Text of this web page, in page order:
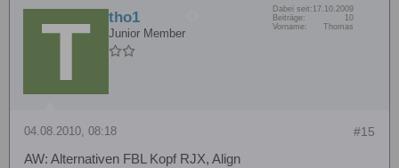
tho1
Junior Member
Dabei seit: 17.10.2009
Beiträge:
10
Vorname:
Thomas
#15
04.08.2010, 08:18
AW: Alternativen FBL Kopf RJX, Align